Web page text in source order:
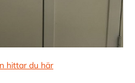
hittar du här